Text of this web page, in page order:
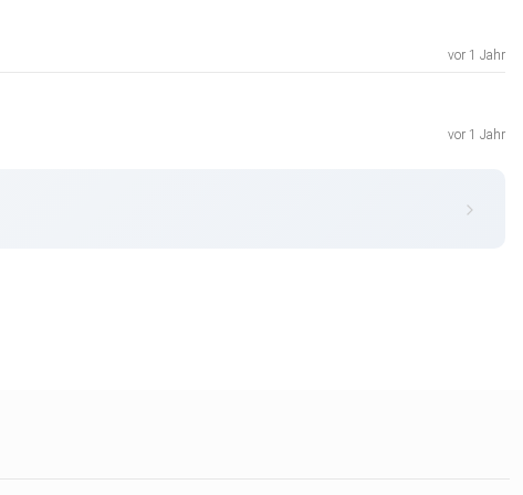
vor 1 Jahr
vor 1 Jahr